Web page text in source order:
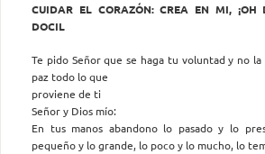
CUIDAR EL CORAZÓN: CREA EN MI, ¡OH
DOCIL
Te pido Señor que se haga tu voluntad y no
paz todo lo que
proviene de ti
Señor y Dios mío:
En tus manos abandono lo pasado y lo
pequeño y lo grande, lo poco y lo mucho, lo